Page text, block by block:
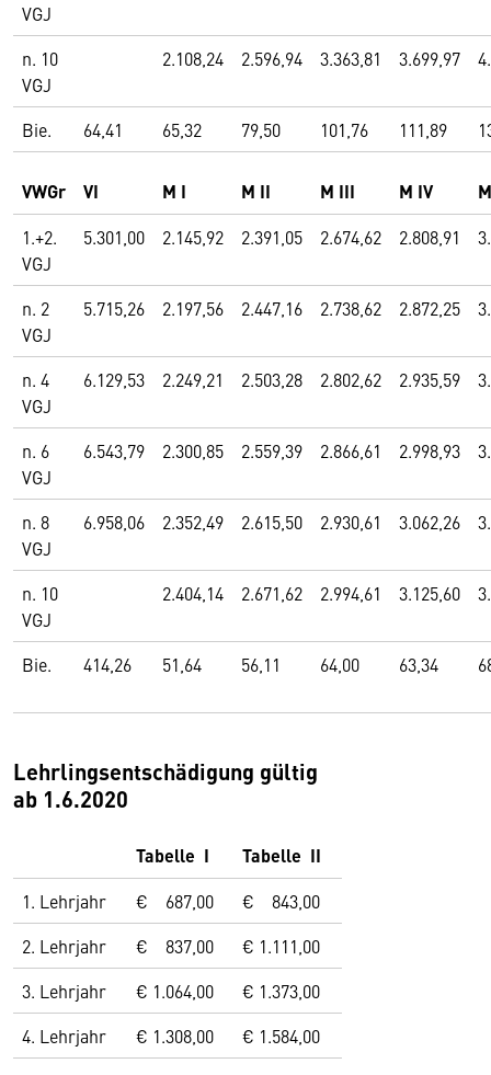
VGJ
n. 10
VGJ
2.108,24 2.596,94 3.363,81 3.699,97
Bie. 64,41 65,32 79,50 101,76 111,89
VWGr VI M I M II M III M IV
1.+2.
VGJ
5.301,00 2.145,92 2.391,05 2.674,62 2.808,91
n. 2
VGJ
5.715,26 2.197,56 2.447,16 2.738,62 2.872,25
n. 4
VGJ
6.129,53 2.249,21 2.503,28 2.802,62 2.935,59
n. 6
VGJ
6.543,79 2.300,85 2.559,39 2.866,61 2.998,93
n. 8
VGJ
6.958,06 2.352,49 2.615,50 2.930,61 3.062,26
n. 10
VGJ
2.404,14 2.671,62 2.994,61 3.125,60
Bie. 414,26 51,64 56,11 64,00 63,34
Lehrlingsentschädigung gültig
ab 1.6.2020
Tabelle I Tabelle II
1. Lehrjahr € 687,00
€ 843,00
2. Lehrjahr
€ 837,00
€ 1.111,00
3. Lehrjahr
€ 1.064,00
€ 1.373,00
4. Lehrjahr
€ 1.308,00 € 1.584,00